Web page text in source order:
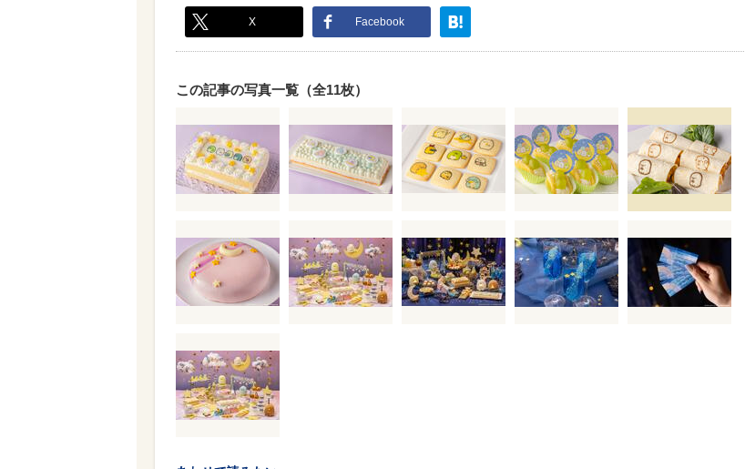
X Facebook
この記事の写真一覧（全11枚）